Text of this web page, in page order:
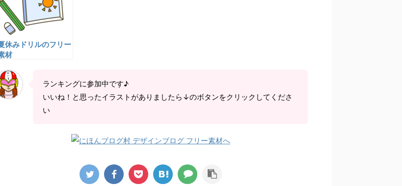
休みドリルのフリー
材
ランキングに参加中です♪
いいね！と思ったイラストがありましたら↓のボタンをクリックしてくださ
い